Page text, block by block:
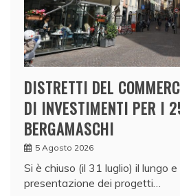
DISTRETTI DEL
DI INVESTIMENTI PER I
BERGAMASCHI
5 Agosto 2026
Si è chiuso (il 31 luglio) il lungo
presentazione dei progetti…